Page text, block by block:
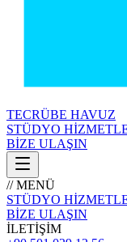
TECRÜBE HAVUZ
STÜDYO
BİZE ULAŞIN
// MENÜ
STÜDYO
BİZE ULAŞIN
İLETİŞİM